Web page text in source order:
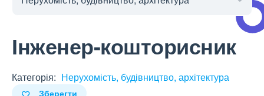
Інженер-кошторисник
Категорія: Нерухомість, будівництво, архітектура
Зберегти